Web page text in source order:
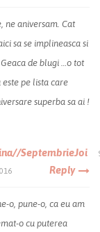
ne aniversam. Cat
sa se implineasca si
de blugi …o tot
este pe lista care
superba sa ai !
SeptembrieJoi
Reply
o, pune-o, ca eu am
o cu puterea